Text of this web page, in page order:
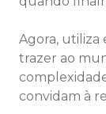
Agora, utiliza
trazer ao
convidam à